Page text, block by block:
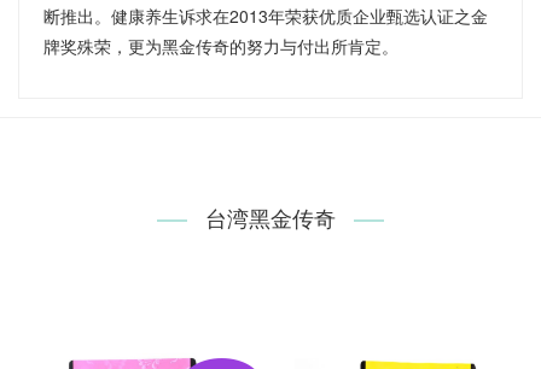
断推出。健康养生诉求在2013年荣获优质企业甄选认证之金
牌奖殊荣，更为黑金传奇的努力与付出所肯定。
台湾黑金传奇